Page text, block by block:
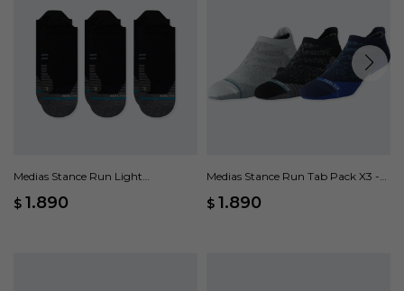
Medias Stance Run Light
$ 1.890
Medias Stance Run Tab Pack X3 -
$ 1.890